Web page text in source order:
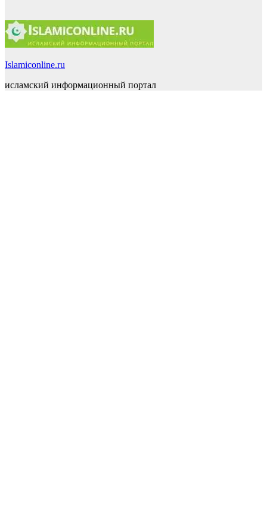
Islamiconline.ru
исламский информационный портал